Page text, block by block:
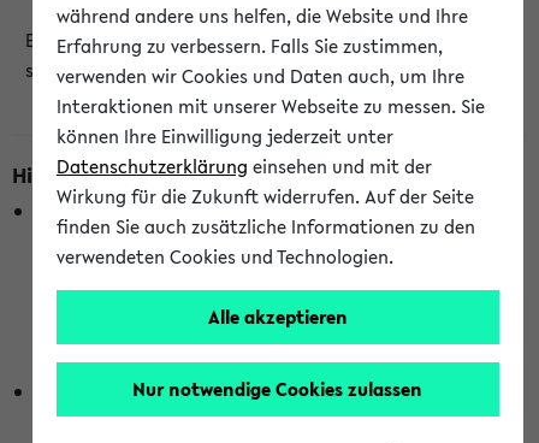
Es wurden keine Raumänderungen an jetzt
stattfindenden Veranstaltungen gefunden!
Hinweise zur Liste der Raumänderungen
In dieser Liste werden nur Veranstaltungstermine
berücksichtigt, die gerade oder innerhalb der nächsten 2
Stunden stattfinden. Berücksichtigt werden nur Termine,
wurden. Die Anzeige ist semesterübergreifend und nicht
abhängig vom im eKVV gewählten Semester.
Die hier gezeigte Liste von Raumänderungen kann nur
vollständig sein, wenn den Fakultäten von den Lehrenden
während andere uns helfen, die Website und Ihre
Erfahrung zu verbessern. Falls Sie zustimmen,
verwenden wir Cookies und Daten auch, um Ihre
Interaktionen mit unserer Webseite zu messen. Sie
können Ihre Einwilligung jederzeit unter
Datenschutzerklärung einsehen und mit der
Wirkung für die Zukunft widerrufen. Auf der Seite
finden Sie auch zusätzliche Informationen zu den
verwendeten Cookies und Technologien.
Alle akzeptieren
Nur notwendige Cookies zulassen